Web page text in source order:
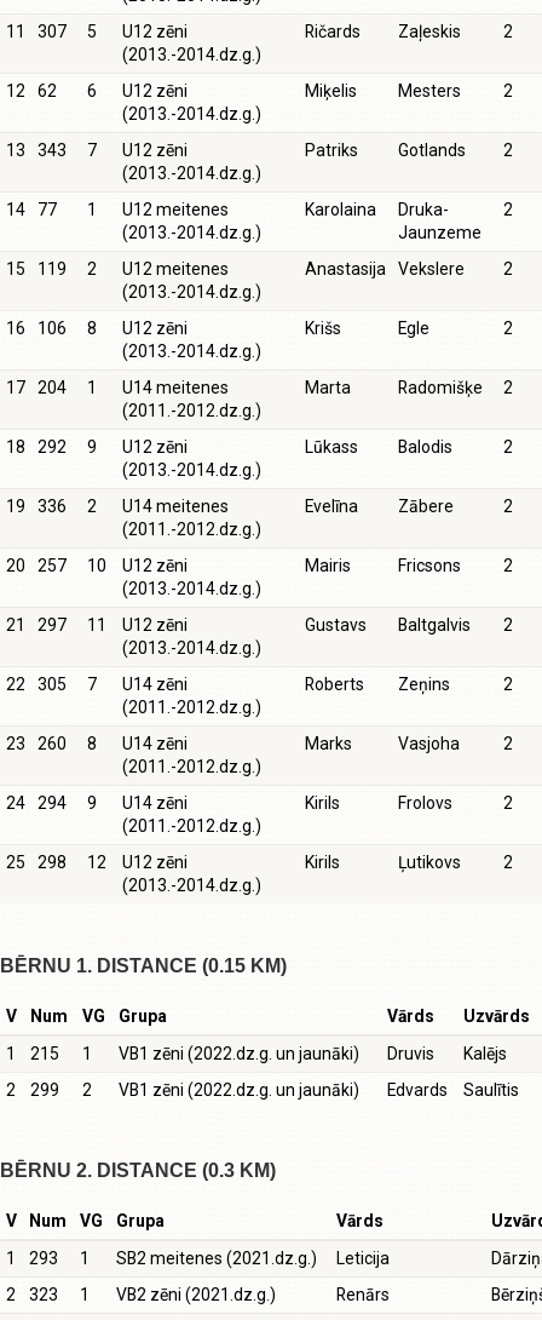
11
307 5
U12 zēni
(2013.-2014.dz.g.)
Ričards Zaļeskis 2
12 62 6
U12 zēni
(2013.-2014.dz.g.)
Miķelis Mesters 2
13 343 7
U12 zēni
(2013.-2014.dz.g.)
Patriks Gotlands 2
14 77 1
U12 meitenes
(2013.-2014.dz.g.)
Karolaina
Druka-
Jaunzeme
2
15 119 2
U12 meitenes
(2013.-2014.dz.g.)
Anastasija Vekslere 2
16 106 8
U12 zēni
(2013.-2014.dz.g.)
Krišs Egle 2
17 204 1
U14 meitenes
(2011.-2012.dz.g.)
Marta Radomišķe 2
18 292 9
U12 zēni
(2013.-2014.dz.g.)
Lūkass Balodis 2
19 336 2
U14 meitenes
(2011.-2012.dz.g.)
Evelīna Zābere 2
20 257 10
U12 zēni
(2013.-2014.dz.g.)
Mairis Fricsons 2
21 297 11
U12 zēni
(2013.-2014.dz.g.)
Gustavs Baltgalvis 2
22 305 7
U14 zēni
(2011.-2012.dz.g.)
Roberts Zeņins 2
23 260 8
U14 zēni
(2011.-2012.dz.g.)
Marks Vasjoha 2
24 294 9
U14 zēni
(2011.-2012.dz.g.)
Kirils Frolovs 2
25 298 12
U12 zēni
(2013.-2014.dz.g.)
Kirils Ļutikovs 2
BĒRNU 1. DISTANCE (0.15 KM)
V Num VG Grupa Vārds
Uzvārds
1
215 1 VB1 zēni (2022.dz.g. un jaunāki) Druvis
Kalējs
2
299 2 VB1 zēni (2022.dz.g. un jaunāki) Edvards Saulītis
BĒRNU 2. DISTANCE (0.3 KM)
V Num VG Grupa Vārds
1
293 1 SB2 meitenes (2021.dz.g.) Leticija
2
323 1 VB2 zēni (2021.dz.g.) Renārs